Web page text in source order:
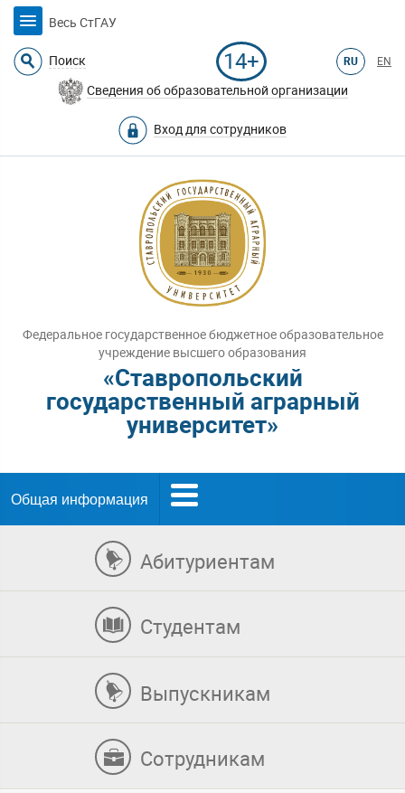
Весь СтГАУ
Поиск 14+ RU EN
Сведения об образовательной организации
Вход для сотрудников
Федеральное государственное бюджетное образовательное
учреждение высшего образования
«Ставропольский
государственный аграрный
университет»
Общая информация
Абитуриентам
Студентам
Выпускникам
Сотрудникам